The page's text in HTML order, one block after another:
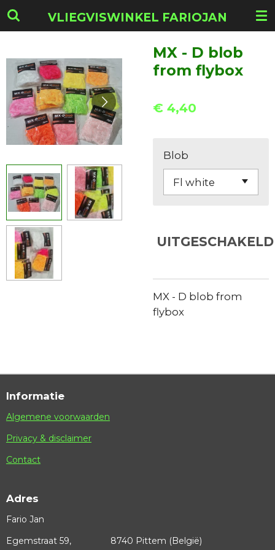
Ga
direct
de
hoofdinhoud
VLIEGVISWINKEL FARIOJAN
MX - D blob
from flybox
€ 4,40
Blob
UITGESCHAKELD
MX - D blob from
flybox
Informatie
Algemene voorwaarden
Privacy & disclaimer
Contact
Adres
Fario Jan
Egemstraat 59, 8740 Pittem (België)